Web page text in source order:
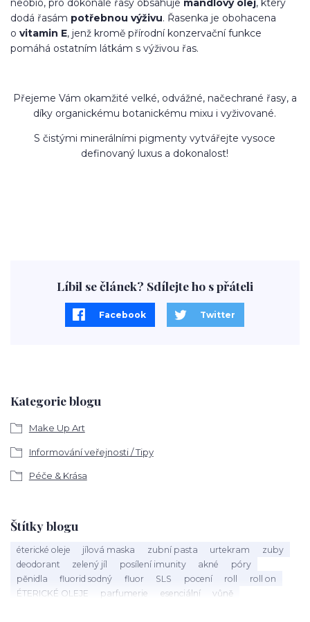
Kategorie blogu
Make Up Art
Informování veřejnosti / Tipy
Péče & Krása
Štítky blogu
éterické oleje jílová maska zubní pasta urtekram
zuby
deodorant
zelený jíl posílení imunity akné
póry
pěnidla
fluorid sodný fluor SLS pocení roll
roll on
ÉTERICKÉ OLEJE
parfumerie esenciální
vůně
neobio, pro dokonalé řasy obsahuje mandlový olej, který
dodá řasám potřebnou výživu. Řasenka je obohacena
o vitamin E, jenž kromě přírodní konzervační funkce
pomáhá ostatním látkám s výživou řas.
Přejeme Vám okamžité velké, odvážné, načechrané řasy, a
díky organickému botanickému mixu i vyživované.
S čistými minerálními pigmenty vytvářejte vysoce
definovaný luxus a dokonalost!
Líbil se článek? Sdílejte ho s přáteli
Facebook Twitter